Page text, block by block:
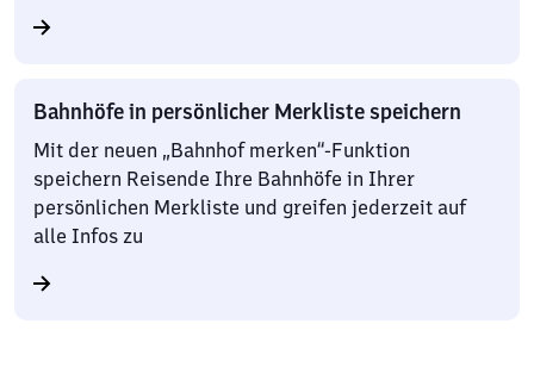
Bahnhöfe in persönlicher Merkliste speichern
Mit der neuen „Bahnhof merken“-Funktion
speichern Reisende Ihre Bahnhöfe in Ihrer
persönlichen Merkliste und greifen jederzeit auf
alle Infos zu